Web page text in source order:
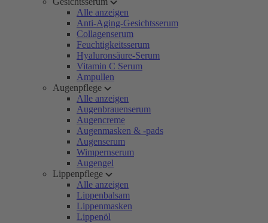
Alle anzeigen
Anti-Aging-Gesichtsserum
Collagenserum
Feuchtigkeitsserum
Hyaluronsäure-Serum
Vitamin C Serum
Ampullen
Augenpflege
Alle anzeigen
Augenbrauenserum
Augencreme
Augenmasken & -pads
Augenserum
Wimpernserum
Augengel
Lippenpflege
Alle anzeigen
Lippenbalsam
Lippenmasken
Lippenöl